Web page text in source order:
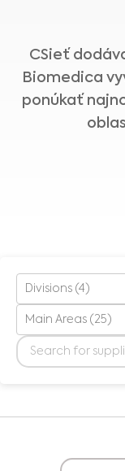
CSieť
Biomedica
ponúkať
Divisions (4)
Main Areas (25)